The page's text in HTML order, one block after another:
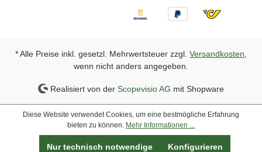
* Alle Preise inkl. gesetzl. Mehrwertsteuer zzgl. Versandkosten
wenn nicht anders angegeben.
Realisiert von der Scopevisio AG mit Shopware
Diese Website verwendet Cookies, um eine bestmögliche Erfahrung
bieten zu können. Mehr Informationen ...
Nur technisch notwendige Konfigurieren